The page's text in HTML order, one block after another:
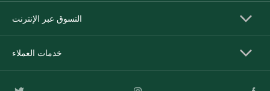
التسوق عبر الإنترنت
خدمات العملاء